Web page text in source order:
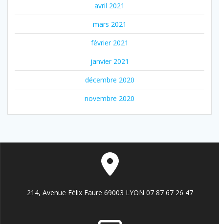
avril 2021
mars 2021
février 2021
janvier 2021
décembre 2020
novembre 2020
214, Avenue Félix Faure 69003 LYON 07 87 67 26 47